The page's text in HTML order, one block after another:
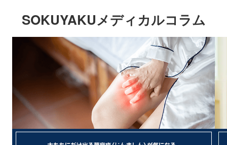
SOKUYAKUメディカルコラム